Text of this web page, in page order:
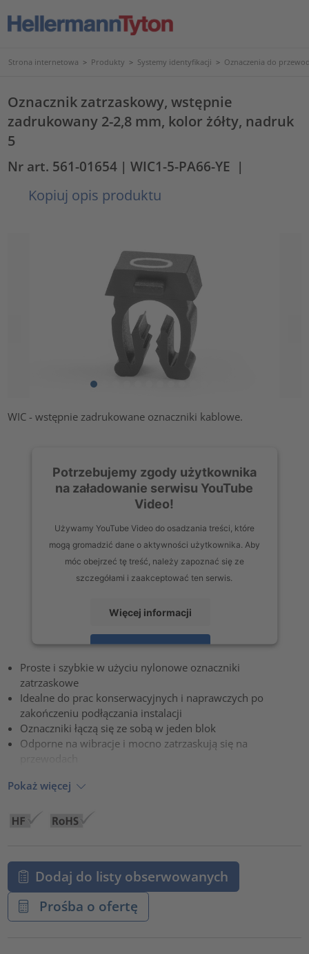
Strona internetowa > Produkty > Systemy identyfikacji > Oznaczenia do
Oznacznik zatrzaskowy, wstępnie
zadrukowany 2-2,8 mm, kolor żółty, nadruk
5
Nr art. 561-01654 | WIC1-5-PA66-YE |
Kopiuj opis produktu
WIC - wstępnie zadrukowane oznaczniki kablowe.
Potrzebujemy zgody użytkownika
na załadowanie serwisu YouTube
Video!
Używamy YouTube Video do osadzania treści, które
mogą gromadzić dane o aktywności użytkownika. Aby
móc obejrzeć tę treść, należy zapoznać się ze
szczegółami i zaakceptować ten serwis.
Więcej informacji
Zaakceptuj
powered byUsercentrics Consent Management Platform
Proste i szybkie w użyciu nylonowe oznaczniki
zatrzaskowe
Idealne do prac konserwacyjnych i naprawczych po
zakończeniu podłączania instalacji
Oznaczniki łączą się ze sobą w jeden blok
Odporne na wibracje i mocno zatrzaskują się na
Pokaż więcej
Dodaj do listy obserwowanych
Prośba o ofertę